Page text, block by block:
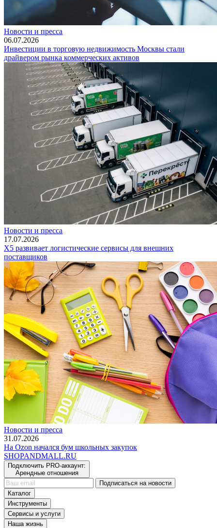
Новости и пресса
06.07.2026
Инвестиции в торговую недвижимость Москвы стали
драйвером рынка коммерческих активов
Новости и пресса
17.07.2026
X5 развивает логистические сервисы для внешних
поставщиков
Новости и пресса
31.07.2026
На Ozon начался бум школьных закупок
SHOPANDMALL.RU
Подключить PRO-аккаунт:
Арендные отношения
Подписаться на новости
Каталог
Инструменты
Сервисы и услуги
Наша жизнь